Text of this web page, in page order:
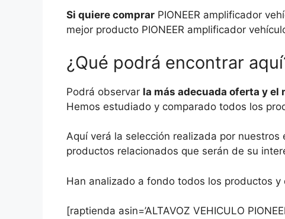
Si quiere comprar PIONEER amplificador
mejor producto PIONEER amplificador
¿Qué podrá encontrar
Podrá observar la más adecuada oferta y
Hemos estudiado y comparado todos los
Aquí verá la selección realizada por
productos relacionados que serán de su
Han analizado a fondo todos los productos y
[raptienda asin=’ALTAVOZ VEHICULO